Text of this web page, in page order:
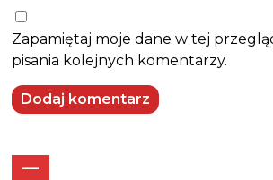
Zapamiętaj moje dane w tej
pisania kolejnych komentarzy.
—